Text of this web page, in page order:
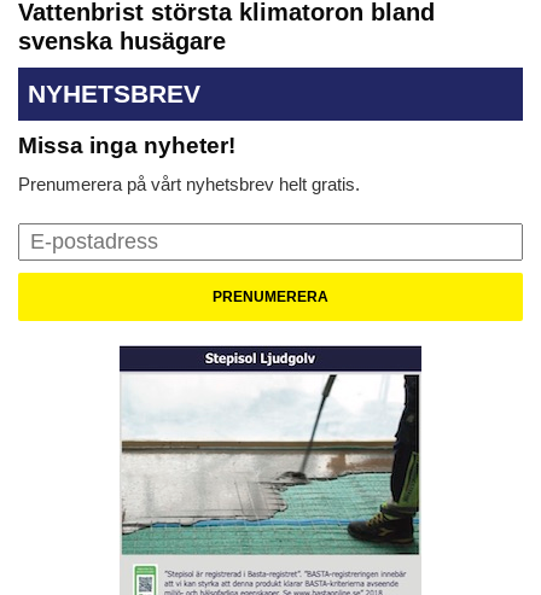
Vattenbrist största klimatoron bland
svenska husägare
NYHETSBREV
Missa inga nyheter!
Prenumerera på vårt nyhetsbrev helt gratis.